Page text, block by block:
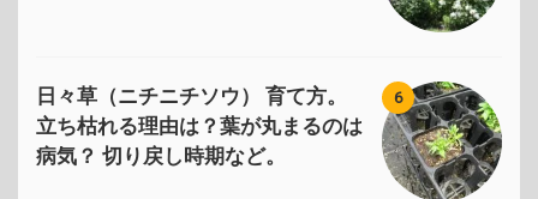
6
日々草（ニチニチソウ） 育て方。
立ち枯れる理由は？葉が丸まるのは
病気？ 切り戻し時期など。